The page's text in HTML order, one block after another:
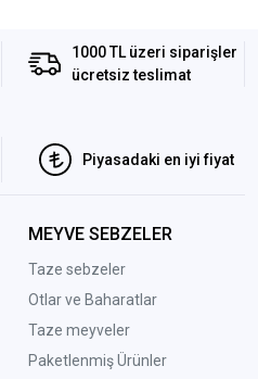
1000 TL üzeri siparişler
ücretsiz teslimat
Piyasadaki en iyi fiyat
MEYVE SEBZELER
Taze sebzeler
Otlar ve Baharatlar
Taze meyveler
Paketlenmiş Ürünler